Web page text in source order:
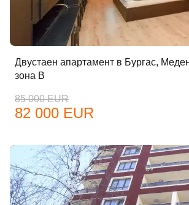
Двустаен апартамент в Бургас,
зона В
85 000 EUR
82 000 EUR